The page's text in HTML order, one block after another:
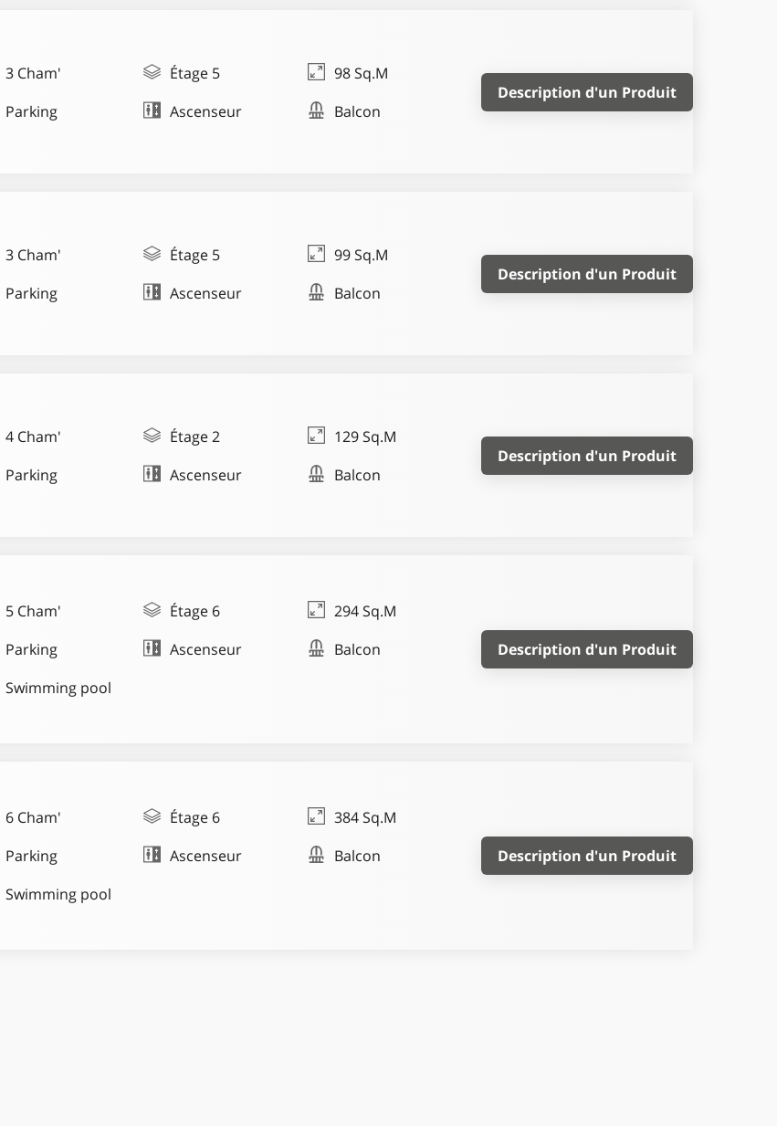
3 Cham' Étage 5
98 Sq.M
Parking
Ascenseur Balcon
Description d'un Produit
3 Cham' Étage 5
99 Sq.M
Parking
Ascenseur Balcon
Description d'un Produit
4 Cham' Étage 2
129 Sq.M
Parking
Ascenseur Balcon
Description d'un Produit
5 Cham' Étage 6
294 Sq.M
Parking
Ascenseur
Balcon
Swimming pool
Description d'un Produit
6 Cham' Étage 6
384 Sq.M
Parking
Ascenseur
Balcon
Swimming pool
Description d'un Produit